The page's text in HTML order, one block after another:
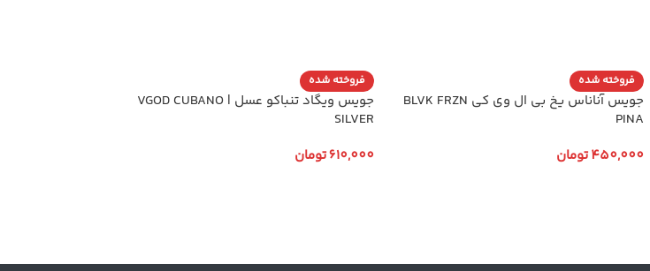
فروخته شده
جویس آناناس یخ بی ال وی کی BLVK FRZN
PINA
450,000تومان
فروخته شده
جویس ویگاد تنباکو عسل | VGOD CUBANO
SILVER
610,000تومان